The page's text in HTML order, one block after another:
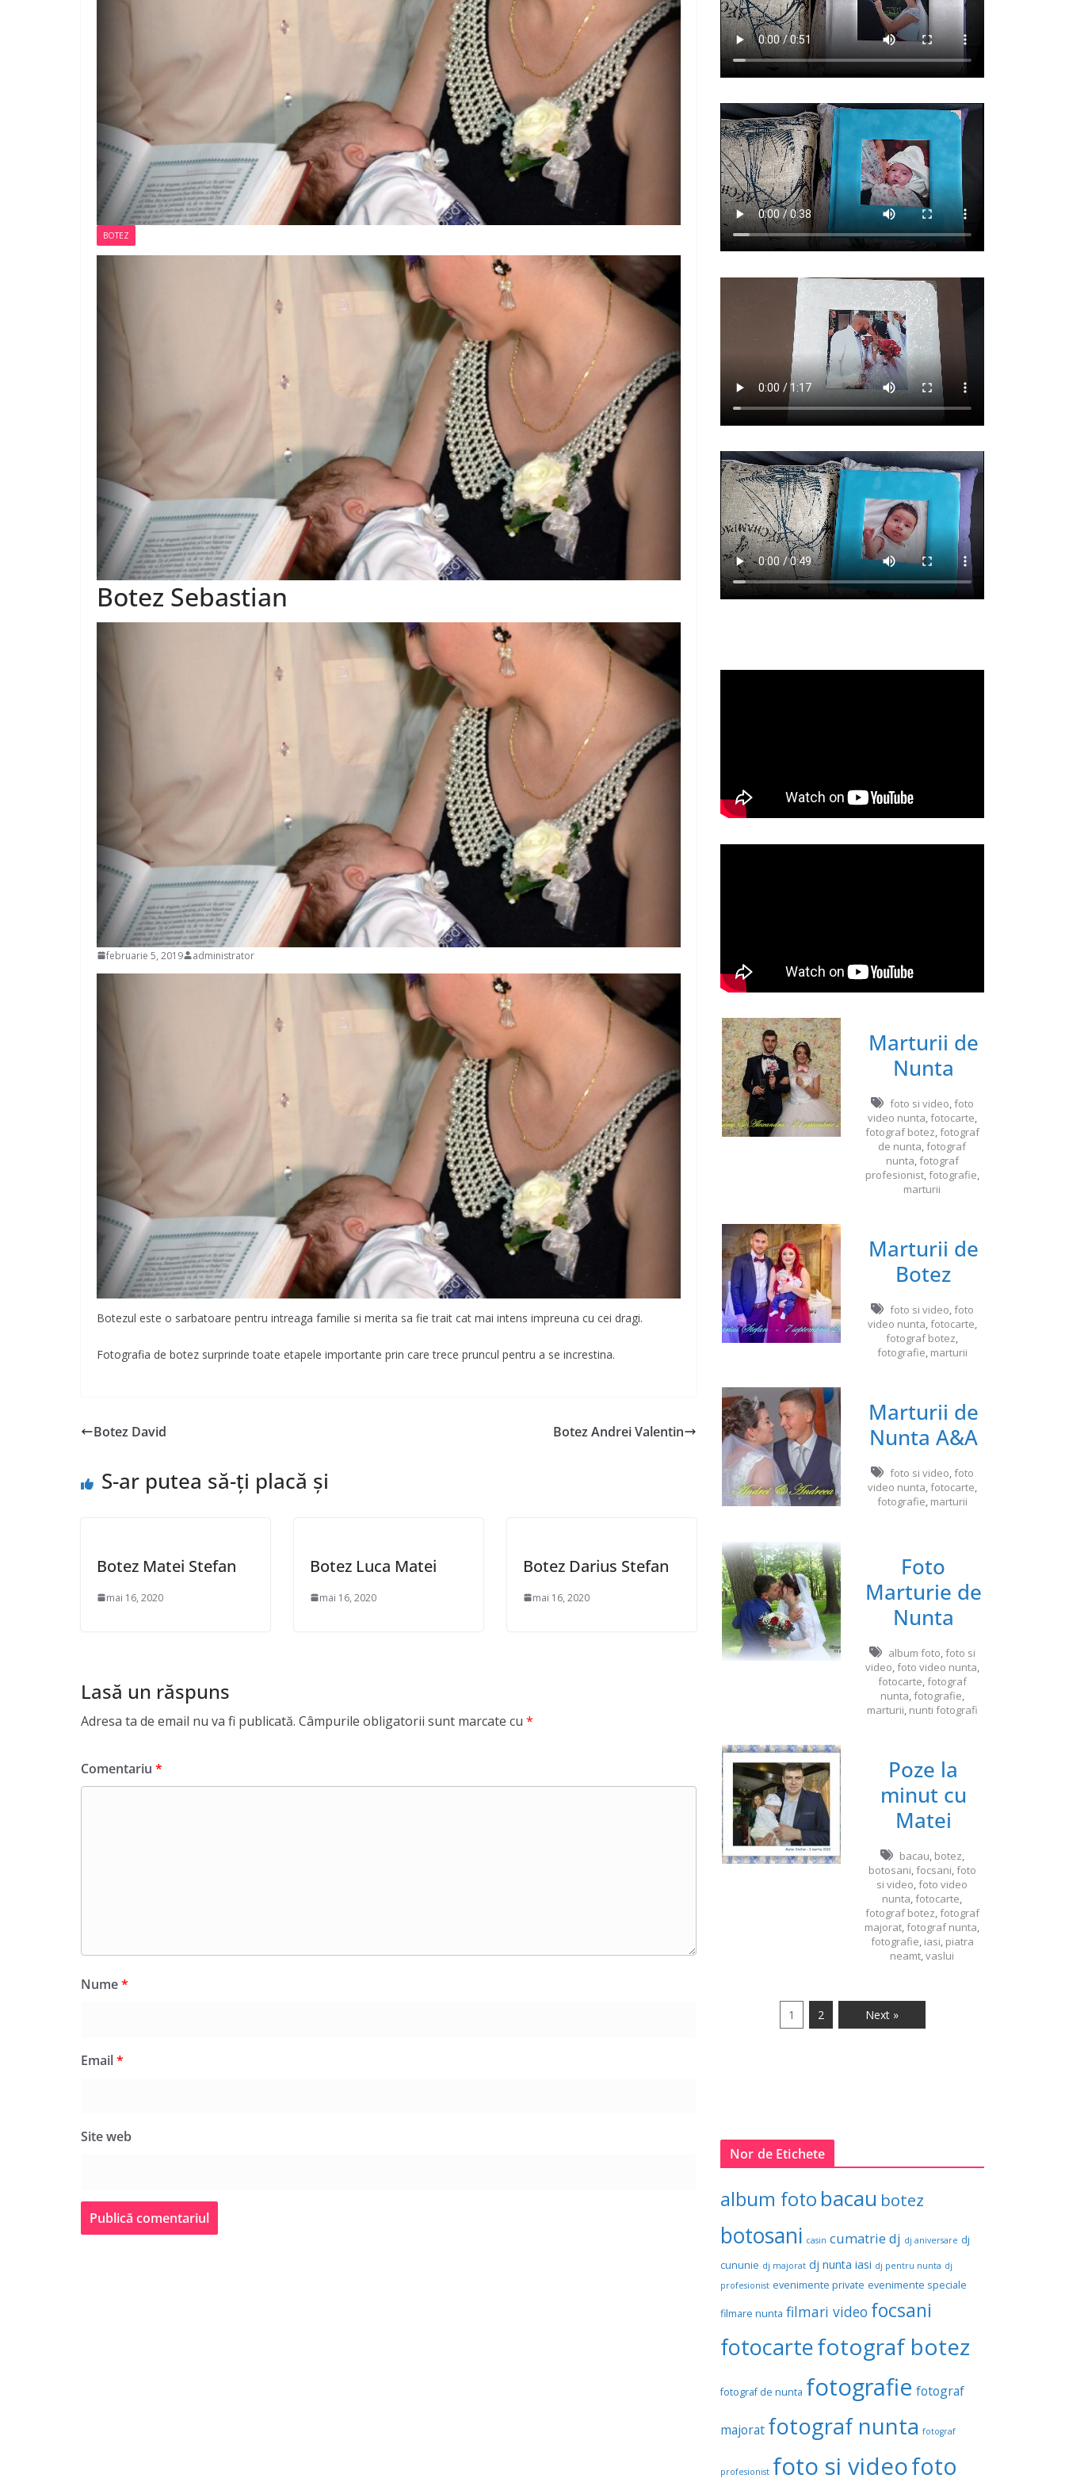
BOTEZ
Botez Sebastian
februarie 5, 2019 administrator
Botezul este o sarbatoare pentru intreaga familie si merita sa fie trait cat mai intens impreuna cu cei dragi.
Fotografia de botez surprinde toate etapele importante prin care trece pruncul pentru a se increstina.
Botez David Botez Andrei Valentin
S-ar putea să-ți placă și
Botez Matei Stefan
mai 16, 2020
Botez Luca Matei
mai 16, 2020
Botez Darius Stefan
mai 16, 2020
Lasă un răspuns
Adresa ta de email nu va fi publicată. Câmpurile obligatorii sunt marcate cu *
Comentariu *
Nume*
Email*
Site web
Marturii de
Nunta
foto si video,foto
video nunta,fotocarte,
fotograf botez,fotograf
de nunta,fotograf
nunta,fotograf
profesionist,fotografie,
marturii
Marturii de
Botez
foto si video,foto
video nunta,fotocarte,
fotograf botez,
fotografie, marturii
Marturii de
Nunta A&A
foto si video,foto
video nunta,fotocarte,
fotografie, marturii
Foto
Marturie de
Nunta
album foto,foto si
video,foto video nunta,
fotocarte,fotograf
nunta,fotografie,
marturii, nunti fotografi
Poze la
minut cu
Matei
bacau, botez,
botosani,focsani,foto
si video,foto video
nunta,fotocarte,
fotograf botez,fotograf
majorat,fotograf nunta,
fotografie, iasi, piatra
neamt,vaslui
1 2 Next »
Nor de Etichete
album foto bacau botez
botosani casin cumatrie dj dj aniversare dj
cununie dj majorat dj nunta iasi dj pentru nunta dj
profesionist evenimente private evenimente speciale
filmare nunta filmari video focsani
fotocartefotograf botez
fotograf de nunta fotografie fotograf
majorat fotograf nunta fotograf
profesionist foto si videofoto